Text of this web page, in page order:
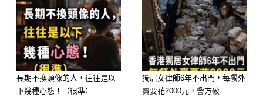
擊性強、咬合力驚人，會潛伏在水中，
利用偽裝等待獵物靠近。一旦鵝下水或
靠近水邊，很可能瞬間被拖入水中。
難怪沒有掙扎痕跡。
因為一切，都發生在水裡。
長期不換頭像的人，往往是以
下幾種心態！（很準）...
獨居女律師6年不出門，每餐外
賣要花2000元，警方破...